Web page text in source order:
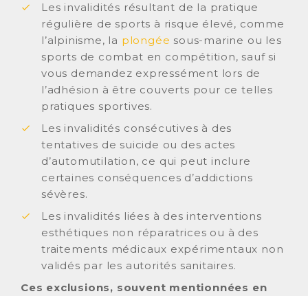
Les invalidités résultant de la pratique
régulière de sports à risque élevé, comme
l’alpinisme, la plongée sous-marine ou les
sports de combat en compétition, sauf si
vous demandez expressément lors de
l’adhésion à être couverts pour ce telles
pratiques sportives.
Les invalidités consécutives à des
tentatives de suicide ou des actes
d’automutilation, ce qui peut inclure
certaines conséquences d’addictions
sévères.
Les invalidités liées à des interventions
esthétiques non réparatrices ou à des
traitements médicaux expérimentaux non
validés par les autorités sanitaires.
Ces exclusions, souvent mentionnées en